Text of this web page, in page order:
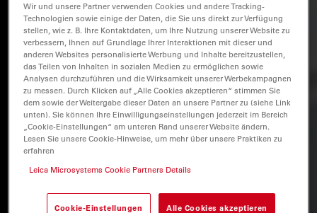
Wir und unsere Partner verwenden Cookies und andere Tracking-
Technologien sowie einige der Daten, die Sie uns direkt zur Verfügung
stellen, wie z. B. Ihre Kontaktdaten, um Ihre Nutzung unserer Website zu
verbessern, Ihnen auf Grundlage Ihrer Interaktionen mit dieser und
anderen Websites personalisierte Werbung und Inhalte bereitzustellen,
das Teilen von Inhalten in sozialen Medien zu ermöglichen sowie
Analysen durchzuführen und die Wirksamkeit unserer Werbekampagnen
zu messen. Durch Klicken auf „Alle Cookies akzeptieren“ stimmen Sie
dem sowie der Weitergabe dieser Daten an unsere Partner zu (siehe Link
unten). Sie können Ihre Einwilligungseinstellungen jederzeit im Bereich
„Cookie-Einstellungen“ am unteren Rand unserer Website ändern.
Lesen Sie unsere Cookie-Hinweise, um mehr über unsere Praktiken zu
erfahren
Leica Microsystems Cookie Partners Details
Cookie-Einstellungen Alle Cookies akzeptieren